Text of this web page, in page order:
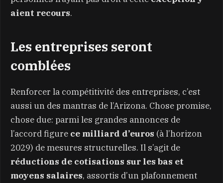
aient recours.
Les entreprises seront
comblées
Renforcer la compétitivité des entreprises, c’est
aussi un des mantras de l’Arizona. Chose promise,
chose due: parmi les grandes annonces de
l’accord figure ce milliard d’euros (à l’horizon
2029) de mesures structurelles. Il s’agit de
réductions de cotisations sur les bas et
moyens salaires, assortis d’un plafonnement